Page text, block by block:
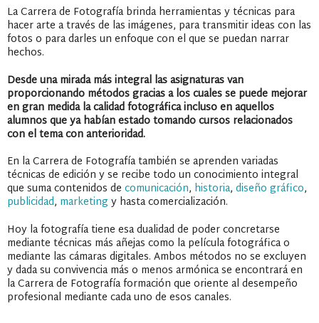
La Carrera de Fotografía brinda herramientas y técnicas para
hacer arte a través de las imágenes, para transmitir ideas con las
fotos o para darles un enfoque con el que se puedan narrar
hechos.
Desde una mirada más integral las asignaturas van
proporcionando métodos gracias a los cuales se puede mejorar
en gran medida la calidad fotográfica incluso en aquellos
alumnos que ya habían estado tomando cursos relacionados
con el tema con anterioridad.
En la Carrera de Fotografía también se aprenden variadas
técnicas de edición y se recibe todo un conocimiento integral
que suma contenidos de comunicación, historia, diseño gráfico,
publicidad, marketingy hasta comercialización.
Hoy la fotografía tiene esa dualidad de poder concretarse
mediante técnicas más añejas como la película fotográfica o
mediante las cámaras digitales. Ambos métodos no se excluyen
y dada su convivencia más o menos armónica se encontrará en
la Carrera de Fotografía formación que oriente al desempeño
profesional mediante cada uno de esos canales.